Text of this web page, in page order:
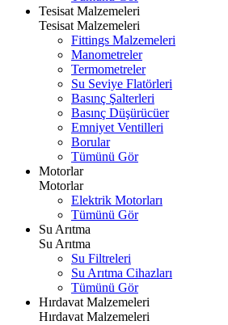
Tesisat Malzemeleri
Tesisat Malzemeleri
Fittings Malzemeleri
Manometreler
Termometreler
Su Seviye Flatörleri
Basınç Şalterleri
Basınç Düşürücüer
Emniyet Ventilleri
Borular
Tümünü Gör
Motorlar
Motorlar
Elektrik Motorları
Tümünü Gör
Su Arıtma
Su Arıtma
Su Filtreleri
Su Arıtma Cihazları
Tümünü Gör
Hırdavat Malzemeleri
Hırdavat Malzemeleri